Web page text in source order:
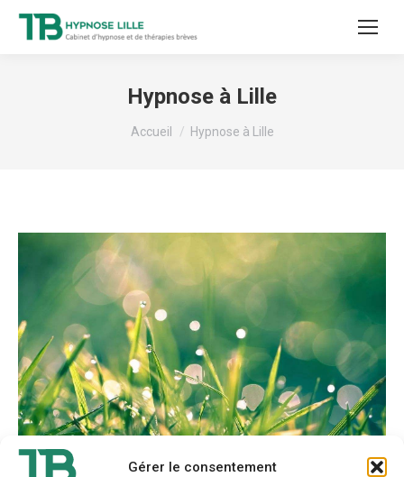
Gérer le consentement
Hypnose à Lille
Vous êtes ici :
Accueil Hypnose à Lille